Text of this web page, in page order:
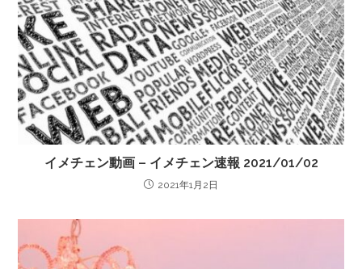
イメチェン動画 – イメチェン速報 2021/01/02
2021年1月2日